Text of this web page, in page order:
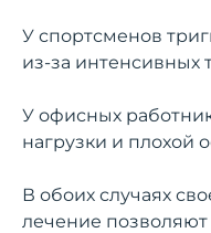
У спортсменов
из-за интенсивных
У офисных
нагрузки и плохой
В обоих случаях
лечение